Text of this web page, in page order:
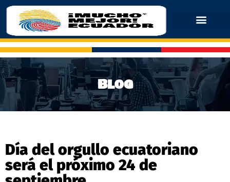
Blog
Día del orgullo ecuatoriano
será el próximo 24 de